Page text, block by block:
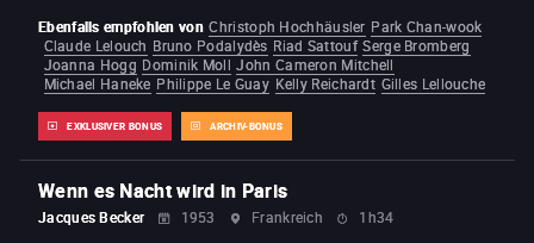
EXKLUSIVER BONUS ARCHIV-BONUS
Ebenfalls empfohlen von Christoph Hochhäusler Park Chan-wook
Claude Lelouch Bruno Podalydès Riad Sattouf Serge Bromberg
Joanna Hogg Dominik Moll John Cameron Mitchell
Michael Haneke Philippe Le Guay Kelly Reichardt Gilles Lellouche
Wenn es Nacht wird in Paris
Jacques Becker 1953 Frankreich 1h34